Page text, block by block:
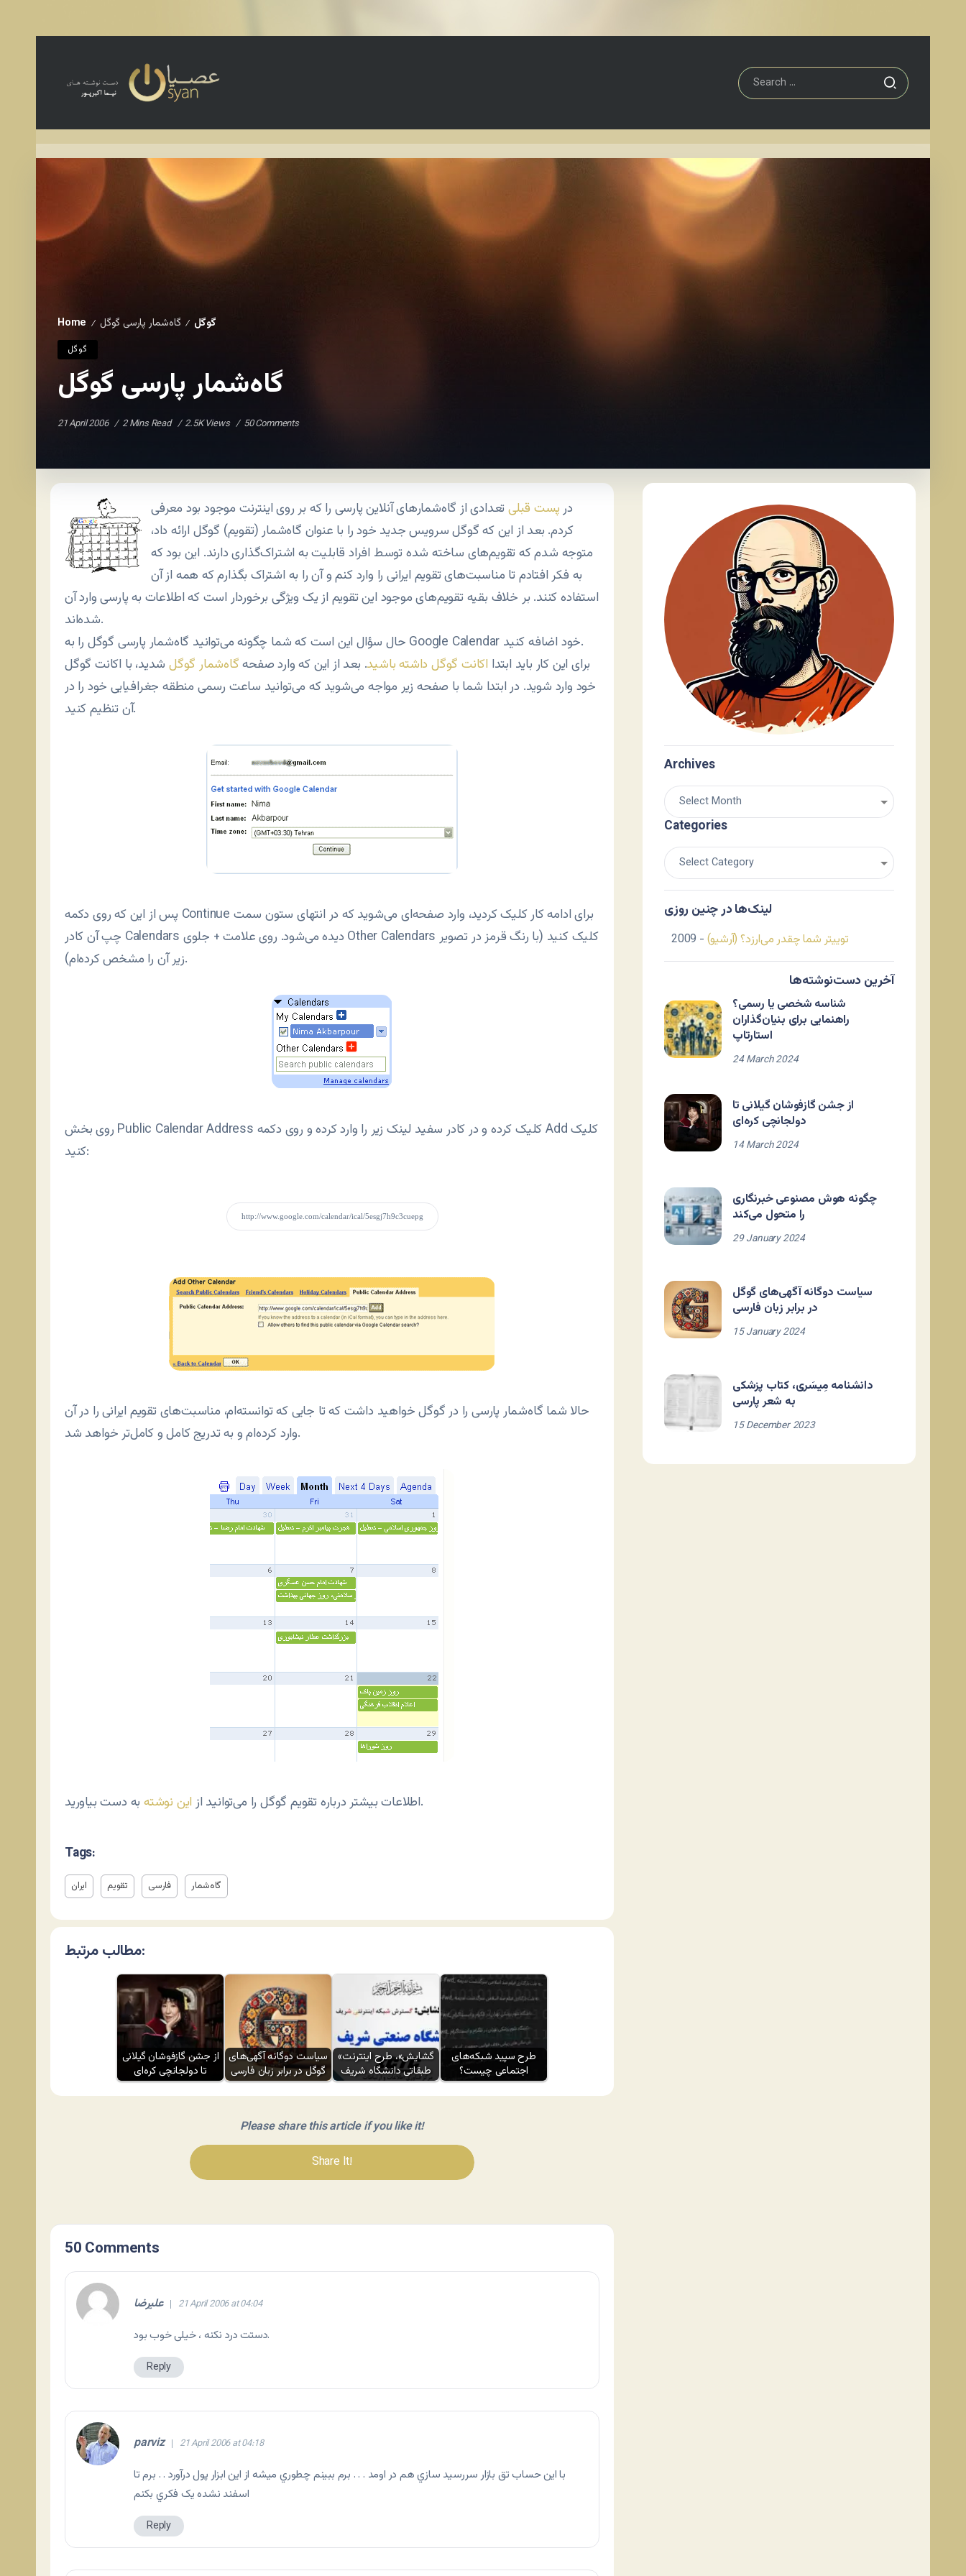
Home / گوگل / گاه‌شمار پارسی گوگل
گوگل
گاه‌شمار پارسی گوگل
21 April 2006 2 Mins Read 2.5K Views 50 Comments
در پست قبلی تعدادی از گاه‌شمارهای آنلاین پارسی را که بر روی اینترنت موجود بود معرفی
کردم. بعد از این که گوگل سرویس جدید خود را با عنوان گاه‌شمار (تقویم) گوگل ارائه داد،
متوجه شدم که تقویم‌های ساخته شده توسط افراد قابلیت به اشتراک‌گذاری دارند. این بود که
به فکر افتادم تا مناسبت‌های تقویم ایرانی را وارد کنم و آن را به اشتراک بگذارم که همه از آن
استفاده کنند. بر خلاف بقیه تقویم‌های موجود این تقویم از یک ویژگی برخوردار است که اطلاعات به پارسی وارد آن
شده‌اند.
حال سؤال این است که شما چگونه می‌توانید گاه‌شمار پارسی گوگل را به Google Calendar خود اضافه کنید.
برای این کار باید ابتدا اکانت گوگل داشته باشید. بعد از این که وارد صفحهگاه‌شمار گوگلشدید، با اکانت گوگل
خود وارد شوید. در ابتدا شما با صفحه زیر مواجه می‌شوید که می‌توانید ساعت رسمی منطقه جغرافیایی خود را در
آن تنظیم کنید.
پس از این که روی دکمه Continue برای ادامه کار کلیک کردید، وارد صفحه‌ای می‌شوید که در انتهای ستون سمت
چپ آن کادر Calendars دیده می‌شود. روی علامت + جلوی Other Calendars کلیک کنید (با رنگ قرمز در تصویر
زیر آن را مشخص کرده‌ام).
روی بخش Public Calendar Address کلیک کرده و در کادر سفید لینک زیر را وارد کرده و روی دکمه Add کلیک
کنید:
حالا شما گاه‌شمار پارسی را در گوگل خواهید داشت که تا جایی که توانسته‌ام، مناسبت‌های تقویم ایرانی را در آن
وارد کرده‌ام و به تدریج کامل و کامل‌تر خواهد شد.
اطلاعات بیشتر درباره تقویم گوگل را می‌توانید از این نوشته به دست بیاورید.
Tags:
ایران تقویم فارسی گاه‌شمار
مطالب مرتبط:
از جشن گازفوشان گیلانی
تا دولجانچی کره‌ای
سیاست دوگانه آگهی‌های
گوگل در برابر زبان فارسی
«گشایش»، طرح اینترنت
طبقاتی دانشگاه شریف
طرح سپید شبکه‌های
اجتماعی چیست؟
Please share this article if you like it!
Share It!
50 Comments
علیرضا 21 April 2006 at 04:04
دستت درد نکنه ، خیلی خوب بود.
Reply
parviz 21 April 2006 at 04:18
با اين حساب تق بازار سررسيد سازي هم در اومد . . . برم ببينم چطوري ميشه از اين ابزار پول درآورد . . برم تا
اسفند نشده يک فکري بکنم
Reply
Archives
Categories
لینک‌ها در چنین روزی
توییتر شما چقدر می‌ارزد؟ (آرشیو) - 2009
آخرین دست‌نوشته‌ها
شناسه شخصی یا رسمی؟
راهنمایی برای بنیان‌گذاران
استارتاپ
24 March 2024
از جشن گازفوشان گیلانی تا
دولجانچی کره‌ای
14 March 2024
چگونه هوش مصنوعی خبرنگاری
را متحول می‌کند
29 January 2024
سیاست دوگانه آگهی‌های گوگل
در برابر زبان فارسی
15 January 2024
دانشنامه مِیسَری، کتاب پزشکی
به شعر پارسی
15 December 2023